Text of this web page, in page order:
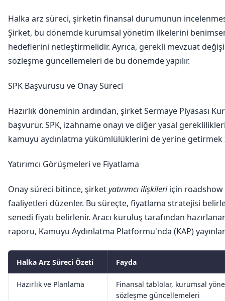
Halka arz süreci, şirketin finansal durumunun
Şirket, bu dönemde kurumsal yönetim ilkelerini
hedeflerini netleştirmelidir. Ayrıca, gerekli mevzuat
sözleşme güncellemeleri de bu dönemde yapılır.
SPK Başvurusu ve Onay Süreci
Hazırlık döneminin ardından, şirket Sermaye Piyasası
başvurur. SPK, izahname onayı ve diğer yasal
kamuyu aydınlatma yükümlülüklerini de yerine getirmek
Yatırımcı Görüşmeleri ve Fiyatlama
Onay süreci bitince, şirketyatırımcı ilişkileriiçin roadshow
faaliyetleri düzenler. Bu süreçte, fiyatlama stratejisi
senedi fiyatı belirlenir. Aracı kuruluş tarafından
raporu, Kamuyu Aydınlatma Platformu'nda (KAP)
Halka Arz Süreci Özeti Fayda
Hazırlık ve Planlama
Finansal tablolar, kurumsal
sözleşme güncellemeleri